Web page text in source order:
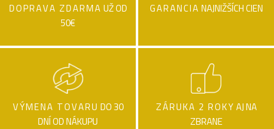
DOPRAVA ZDARMA UŽ OD
50€
GARANCIA NAJNIŽŠÍCH CIEN
VÝMENA TOVARU DO 30
DNÍ OD NÁKUPU
ZÁRUKA 2 ROKY AJ NA
ZBRANE